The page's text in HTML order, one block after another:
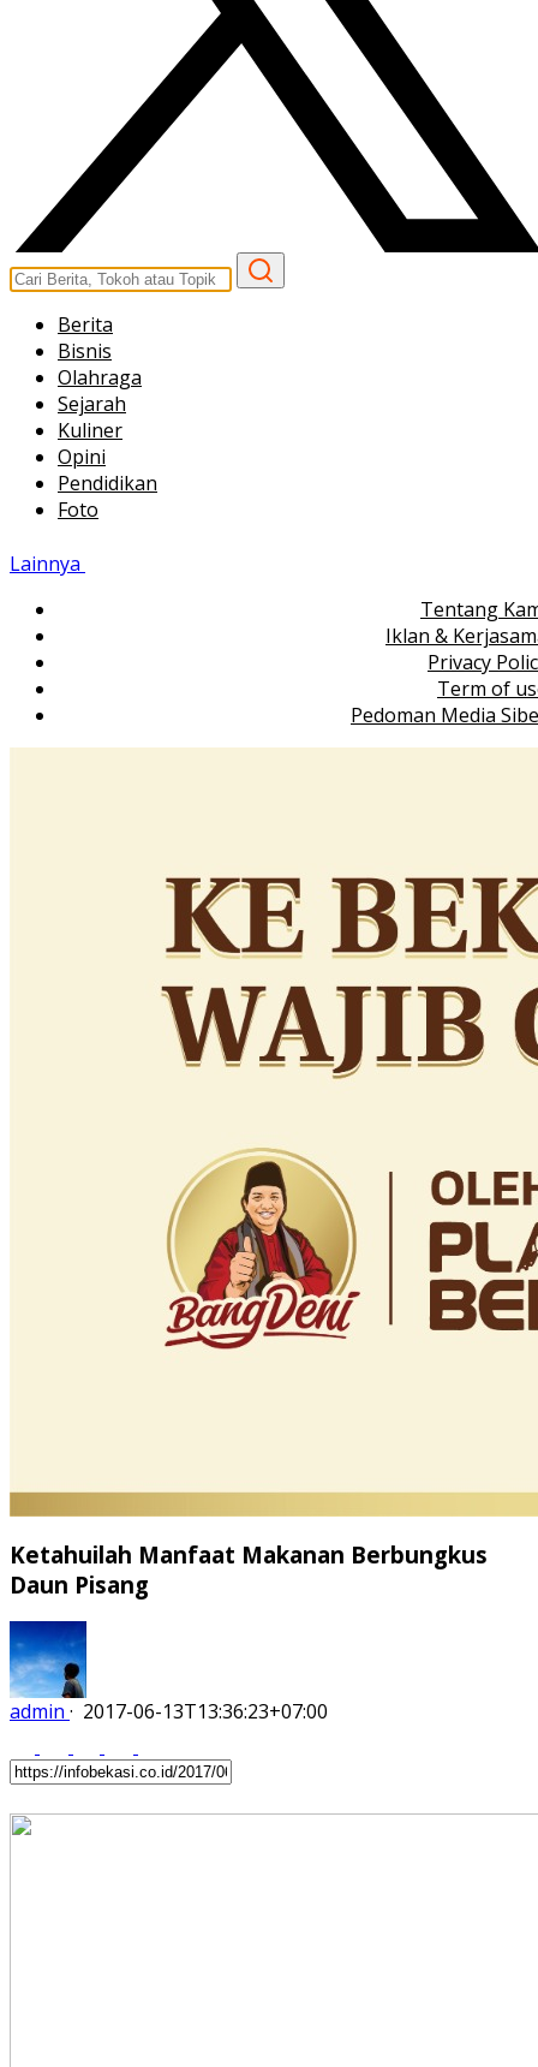
Berita
Bisnis
Olahraga
Sejarah
Kuliner
Opini
Pendidikan
Foto
Lainnya
Tentang
Iklan &
Privacy
Term of
Pedoman Media
Ketahuilah Manfaat Makanan Berbungkus
Daun Pisang
admin · 2017-06-13T13:36:23+07:00